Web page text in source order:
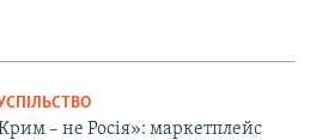
– не Росія»: маркетплейс